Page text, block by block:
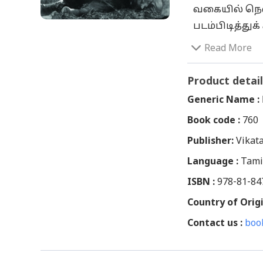
வகையில்
கிராமங்கள்
செய்து
எல்லாமும்
மிருகங்களை
போல
இருந்தவர்கள்
Read More
Product
Generic Name :
Book code : 760
Publisher:
Language :
ISBN : 978-81-
Country of
Contact us :